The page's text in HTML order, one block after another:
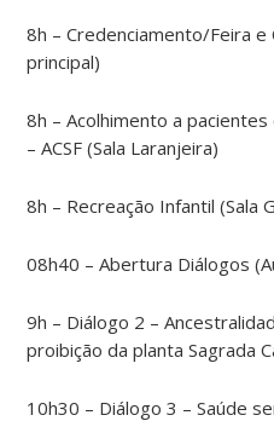
8h – Credenciamento/Feira e
principal)
8h – Acolhimento a pacientes
– ACSF (Sala Laranjeira)
8h – Recreação Infantil (Sala
08h40 – Abertura Diálogos
9h – Diálogo 2 –
proibição da planta Sagrada
10h30 – Diálogo 3 – Saúde